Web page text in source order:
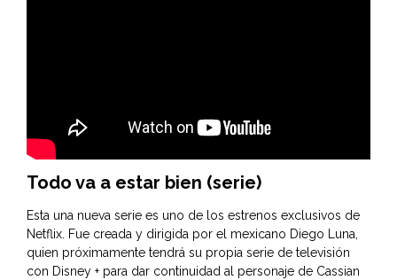
Todo va a estar bien (serie)
Esta una nueva serie es uno de los estrenos exclusivos de
Netflix. Fue creada y dirigida por el mexicano Diego Luna
quien próximamente tendrá su propia serie de televisión
con Disney + para dar continuidad al personaje de Cassian